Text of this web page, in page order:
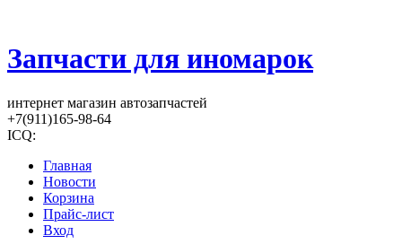
Запчасти для иномарок
интернет магазин автозапчастей
+7(911)165-98-64
ICQ:
Главная
Новости
Корзина
Прайс-лист
Вход